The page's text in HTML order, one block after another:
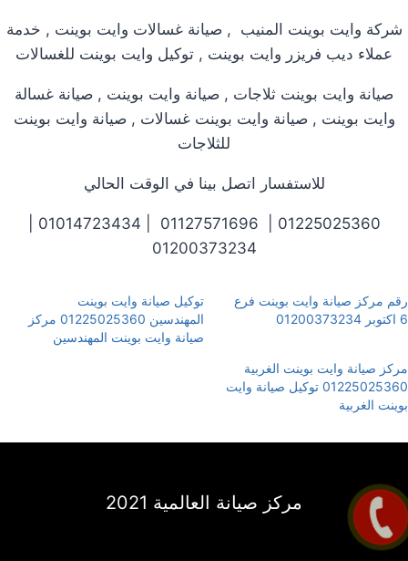
شركة وايت بوينت المنيب , صيانة غسالات وايت بوينت , خدمة
عملاء ديب فريزر وايت بوينت , توكيل وايت بوينت للغسالات
صيانة وايت بوينت ثلاجات , صيانة وايت بوينت , صيانة غسالة
وايت بوينت , صيانة وايت بوينت غسالات , صيانة وايت بوينت
للثلاجات
للاستفسار اتصل بينا في الوقت الحالي
01200373234
رقم مركز صيانة وايت بوينت فرع
6 اكتوبر 01200373234
توكيل صيانة وايت بوينت
المهندسين 01225025360 مركز
صيانة وايت بوينت المهندسين
مركز صيانة وايت بوينت الغربية
01225025360 توكيل صيانة وايت
بوينت الغربية
مركز صيانة العالمية 2021